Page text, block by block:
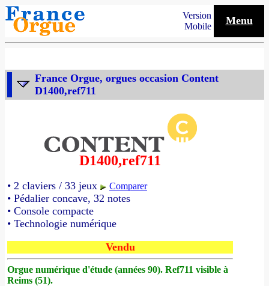
Version
Mobile
Menu
France Orgue, orgues occasion Content
D1400,ref711
D1400,ref711
• 2 claviers / 33 jeux Comparer
• Pédalier concave, 32 notes
• Console compacte
• Technologie numérique
Vendu
Orgue numérique d'étude (années 90). Ref711 visible à
Reims (51).